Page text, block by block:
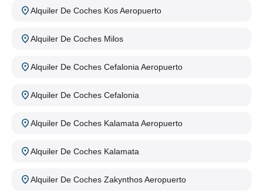
Alquiler De Coches Kos Aeropuerto
Alquiler De Coches Milos
Alquiler De Coches Cefalonia Aeropuerto
Alquiler De Coches Cefalonia
Alquiler De Coches Kalamata Aeropuerto
Alquiler De Coches Kalamata
Alquiler De Coches Zakynthos Aeropuerto